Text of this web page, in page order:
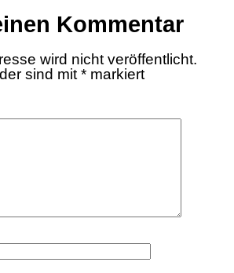
Kommentar
wird nicht veröffentlicht.
sind mit * markiert